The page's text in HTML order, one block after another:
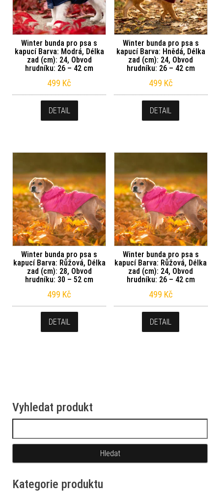
Winter bunda pro psa s
kapucí Barva: Modrá, Délka
zad (cm): 24, Obvod
hrudníku: 26 – 42 cm
499 Kč
DETAIL
Winter bunda pro psa s
kapucí Barva: Hnědá, Délka
zad (cm): 24, Obvod
hrudníku: 26 – 42 cm
499 Kč
DETAIL
Winter bunda pro psa s
kapucí Barva: Růžová, Délka
zad (cm): 28, Obvod
hrudníku: 30 – 52 cm
499 Kč
DETAIL
Winter bunda pro psa s
kapucí Barva: Růžová, Délka
zad (cm): 24, Obvod
hrudníku: 26 – 42 cm
499 Kč
DETAIL
Vyhledat produkt
Kategorie produktu